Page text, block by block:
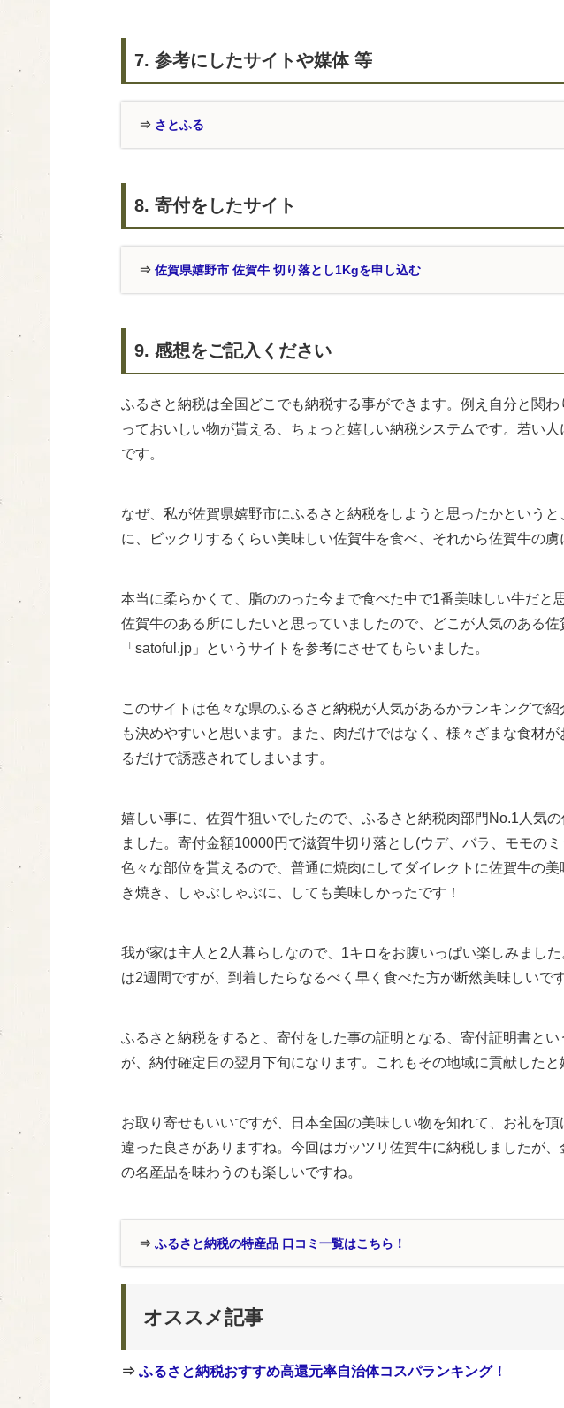
7. 参考にしたサイトや媒体 等
⇒ さとふる
8. 寄付をしたサイト
⇒ 佐賀県嬉野市 佐賀牛 切り落とし1Kgを申し込む
9. 感想をご記入ください
ふるさと納税は全国どこでも納税する事ができます。例え自分と関
っておいしい物が貰える、ちょっと嬉しい納税システムです。若い
です。
なぜ、私が佐賀県嬉野市にふるさと納税をしようと思ったかという
に、ビックリするくらい美味しい佐賀牛を食べ、それから佐賀牛の虜
本当に柔らかくて、脂ののった今まで食べた中で1番美味しい牛だと
佐賀牛のある所にしたいと思っていましたので、どこが人気のある
「satoful.jp」というサイトを参考にさせてもらいました。
このサイトは色々な県のふるさと納税が人気があるかランキングで
も決めやすいと思います。また、肉だけではなく、様々ざまな食材
るだけで誘惑されてしまいます。
嬉しい事に、佐賀牛狙いでしたので、ふるさと納税肉部門No.1人気
ました。寄付金額10000円で滋賀牛切り落とし(ウデ、バラ、モモのミ
色々な部位を貰えるので、普通に焼肉にしてダイレクトに佐賀牛の
き焼き、しゃぶしゃぶに、しても美味しかったです！
我が家は主人と2人暮らしなので、1キロをお腹いっぱい楽しみまし
は2週間ですが、到着したらなるべく早く食べた方が断然美味しいで
ふるさと納税をすると、寄付をした事の証明となる、寄付証明書と
が、納付確定日の翌月下旬になります。これもその地域に貢献したと
お取り寄せもいいですが、日本全国の美味しい物を知れて、お礼を
違った良さがありますね。今回はガッツリ佐賀牛に納税しましたが
の名産品を味わうのも楽しいですね。
⇒ ふるさと納税の特産品 口コミ一覧はこちら！
オススメ記事
⇒ ふるさと納税おすすめ高還元率自治体コスパランキング！